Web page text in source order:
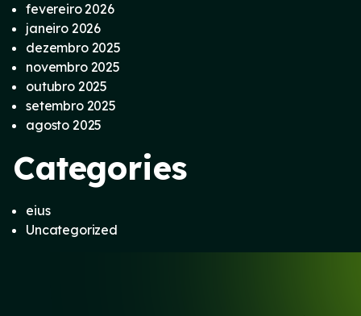
fevereiro 2026
janeiro 2026
dezembro 2025
novembro 2025
outubro 2025
setembro 2025
agosto 2025
Categories
eius
Uncategorized